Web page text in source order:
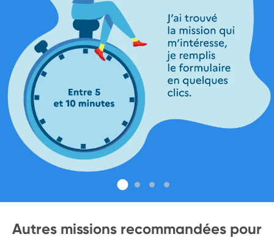
Autres missions recommandées pour